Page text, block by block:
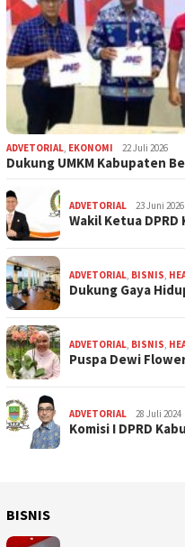
ADVETORIAL EKONOMI 22 Juli 2026
Dukung UMKM Kabupaten
ADVETORIAL 23 Juni 2026
Wakil Ketua
ADVETORIAL BISNIS
Dukung Gaya
ADVETORIAL BISNIS
Puspa Dewi
ADVETORIAL 28 Juli 2024
Komisi I DPRD
BISNIS